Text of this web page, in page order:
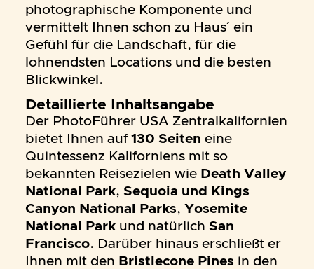
photographische Komponente und
vermittelt Ihnen schon zu Haus´ ein
Gefühl für die Landschaft, für die
lohnendsten Locations und die besten
Blickwinkel.
Detaillierte Inhaltsangabe
Der PhotoFührer USA Zentralkalifornien
bietet Ihnen auf130 Seiten eine
Quintessenz Kaliforniens mit so
bekannten Reisezielen wie Death Valley
National Park, Sequoia und Kings
Canyon National Parks,Yosemite
National Park und natürlich San
Francisco. Darüber hinaus erschließt er
Ihnen mit den Bristlecone Pines in den